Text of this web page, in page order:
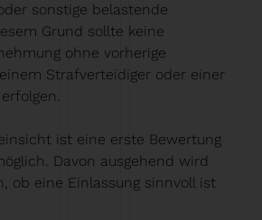
sonstige belastende
Grund sollte keine
ohne vorherige
Strafverteidiger oder einer
ist eine erste Bewertung
Davon ausgehend wird
ob eine Einlassung sinnvoll ist